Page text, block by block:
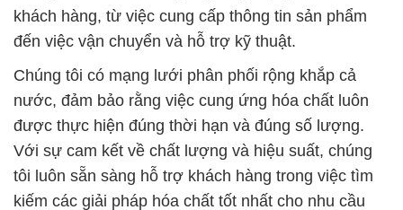
được thực hiện đúng thời hạn và đúng số lượng.
Với sự cam kết về chất lượng và hiệu suất, chúng
tôi luôn sẵn sàng hỗ trợ khách hàng trong việc tìm
kiếm các giải pháp hóa chất tốt nhất cho nhu cầu
của họ.
Đội ngũ chuyên gia có kinh nghiệm của chúng tôi
cam kết đảm bảo rằng bạn sẽ luôn có nguồn cung
cấp hóa chất đáng tin cậy để đáp ứng các nhu cầu